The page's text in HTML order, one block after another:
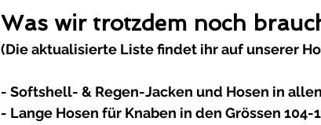
Was wir trotzdem noch
(Die aktualisierte Liste findet ihr auf unserer
- Softshell- & Regen-Jacken und Hosen in
- Lange Hosen für Knaben in den Grössen 104-